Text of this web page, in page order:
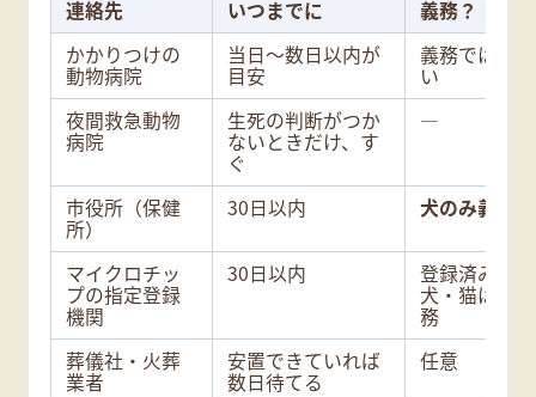
連絡先 いつまでに
義務？
かかりつけの
動物病院
当日〜数日以内が
目安
義務ではな
い
夜間救急動物
病院
生死の判断がつか
ないときだけ、す
ぐ
―
市役所（保健
所）
30日以内 犬のみ義務
マイクロチッ
プの指定登録
機関
30日以内 登録済みの
犬・猫は義
務
葬儀社・火葬
業者
安置できていれば
数日待てる
任意